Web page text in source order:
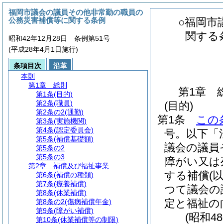
○福岡市
関する
第1章
(目的)
第1条
この
号。以下「
議会の議
障がい又
する補償(
つて議会
定と福祉
(昭和
福岡市議会の議員その他非常勤の職員の
公務災害補償等に関する条例
昭和42年12月28日 条例第51号
(平成28年4月1日施行)
条項目次
沿革
本則
第1章
総則
第1条(目的)
第2条(職員)
第2条の2(通勤)
第3条(実施機関)
第4条(認定委員会)
第5条(補償基礎額)
第5条の2
第5条の3
第2章
補償及び福祉事業
第6条(補償の種類)
第7条(療養補償)
第8条(休業補償)
第8条の2(傷病補償年金)
第9条(障がい補償)
第10条(休業補償等の制限)